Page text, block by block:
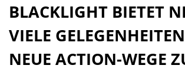
BLACKLIGHT BIETET
VIELE
NEUE ACTION-WEGE